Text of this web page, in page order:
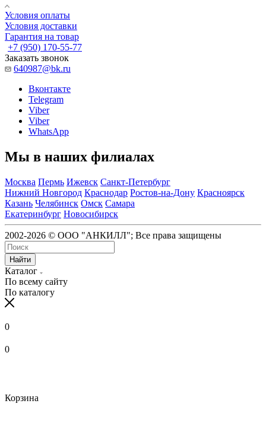
Условия оплаты
Условия доставки
Гарантия на товар
+7 (950) 170-55-77
Заказать звонок
640987@bk.ru
Вконтакте
Telegram
Viber
Viber
WhatsApp
Мы в наших филиалах
Москва Пермь Ижевск Санкт-Петербург
Нижний Новгород Краснодар Ростов-на-Дону Красноярск
Казань Челябинск Омск Самара
Екатеринбург Новосибирск
2002-2026 © ООО "АНКИЛЛ"; Все права защищены
Найти
Каталог
По всему сайту
По каталогу
0
0
Корзина